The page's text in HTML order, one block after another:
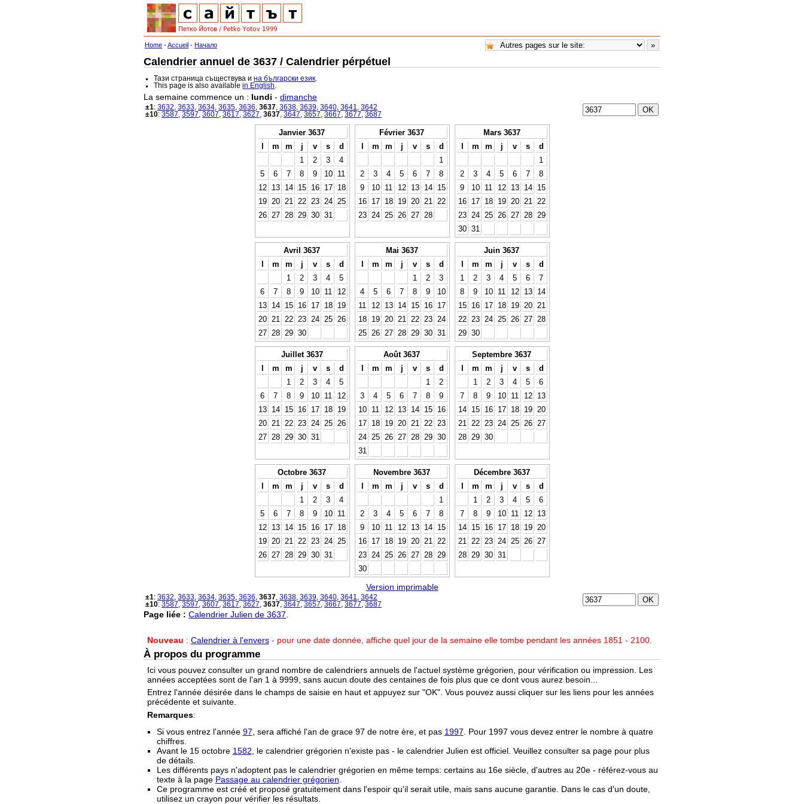
Home -Accueil - Начало
Calendrier annuel de 3637 / Calendrier pérpétuel
Тази страница съществува ина български език
This page is also availablein English
La semaine commence un : lundi - dimanche
±1: 3632 3633 3634 3635 3636 3637 3638 3639 3640 3641
3642
±10: 3587 3597 3607 3617 3627 3637 3647 3657 3667 3677 3687
Janvier 3637
l
m m j v s
d
1
2 3
4
5
6 7 8 9 10
11
12
13 14 15 16 17
18
19
20 21 22 23 24
25
26
27 28 29 30 31
Février 3637
l
m m j v s
d
1
2
3 4 5 6 7
8
9
10 11 12 13 14
15
16
17 18 19 20 21
22
23
24 25 26 27 28
Mars 3637
l
m m j v s
d
1
2
3 4 5 6 7
8
9
10 11 12 13 14
15
16
17 18 19 20 21
22
23
24 25 26 27 28
29
30 31
Avril 3637
l
m m j v s
d
1
2 3 4
5
6
7 8 9 10 11
12
13
14 15 16 17 18
19
20
21 22 23 24 25
26
27
28 29 30
Mai 3637
l
m m j v s
d
1
2
3
4
5 6 7 8 9
10
11
12 13 14 15 16
17
18
19 20 21 22 23
24
25
26 27 28 29 30 31
Juin 3637
l
m m j v s
d
1
2 3 4 5 6
7
8
9 10 11 12 13
14
15
16 17 18 19 20
21
22
23 24 25 26 27
28
29 30
Juillet 3637
l
m m j v s
d
1
2 3 4
5
6
7 8 9 10 11
12
13
14 15 16 17 18
19
20
21 22 23 24 25
26
27
28 29 30 31
Août 3637
l
m m j v s
d
1
2
3
4 5 6 7 8
9
10
11 12 13 14 15
16
17
18 19 20 21 22
23
24
25 26 27 28 29 30
31
Septembre 3637
l
m m j v s
d
1
2 3 4 5
6
7
8 9 10 11 12
13
14
15 16 17 18 19
20
21
22 23 24 25 26
27
28
29 30
Octobre 3637
l
m m j v s
d
1
2 3
4
5
6 7 8 9 10
11
12
13 14 15 16 17
18
19
20 21 22 23 24
25
26
27 28 29 30 31
Novembre 3637
l
m m j v s
d
1
2
3 4 5 6 7
8
9
10 11 12 13 14
15
16
17 18 19 20 21
22
23
24 25 26 27 28
29
30
Décembre 3637
l
m m j v s
d
1
2 3 4 5
6
7
8 9 10 11 12
13
14
15 16 17 18 19
20
21
22 23 24 25 26
27
28
29 30 31
Version imprimable
±1: 3632 3633 3634 3635 3636 3637 3638 3639 3640 3641
3642
±10: 3587 3597 3607 3617 3627 3637 3647 3657 3667 3677 3687
Page liée : Calendrier Julien de 3637
Nouveau : Calendrier à l'envers- pour une date donnée, affiche quel jour de la semaine elle tombe pendant les années 1851 - 2100.
À propos du programme
Ici vous pouvez consulter un grand nombre de calendriers annuels de l'actuel système grégorien, pour vérification ou impression. Les
années acceptées sont de l'an 1 à 9999, sans aucun doute des centaines de fois plus que ce dont vous aurez besoin...
Entrez l'année désirée dans le champs de saisie en haut et appuyez sur "OK". Vous pouvez aussi cliquer sur les liens pour les années
précédente et suivante.
Remarques:
Si vous entrez l'année 97 , sera affiché l'an de grace 97 de notre ère, et pas 1997 . Pour 1997 vous devez entrer le nombre à quatre
chiffres.
Avant le 15 octobre 1582 , le calendrier grégorien n'existe pas - le calendrier Julien est officiel. Veuillez consulter sa page pour plus
de détails.
Les différents pays n'adoptent pas le calendrier grégorien en même temps: certains au 16e siècle, d'autres au 20e - référez-vous au
texte à la page Passage au calendrier grégorien
Ce programme est créé et proposé gratuitement dans l'espoir qu'il serait utile, mais sans aucune garantie. Dans le cas d'un doute,
utilisez un crayon pour vérifier les résultats.